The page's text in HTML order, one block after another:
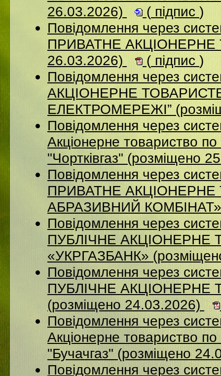
26.03.2026)
( підпис )
Повідомлення через
ПРИВАТНЕ АКЦІОНЕРНЕ
26.03.2026)
( підпис )
Повідомлення через
АКЦІОНЕРНЕ
ЕЛЕКТРОМЕРЕЖІ”
Повідомлення через
Акціонерне товариство по
"Чортківгаз" (розміщено
Повідомлення через
ПРИВАТНЕ
АБРАЗИВНИЙ КОМБІНАТ»
Повідомлення через
ПУБЛІЧНЕ
«УКРГАЗБАНК»
Повідомлення через
ПУБЛІЧНЕ
(розміщено 24.03.2026)
Повідомлення через
Акціонерне товариство по
"Бучачгаз" (розміщено
Повідомлення через